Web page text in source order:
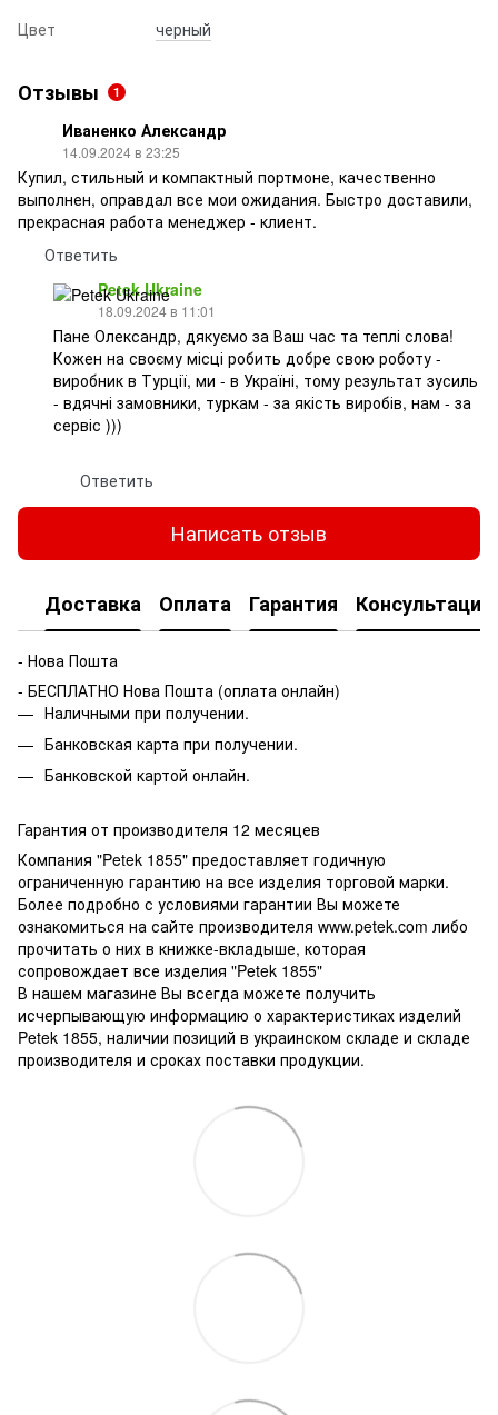
Цвет черный
Отзывы 1
Иваненко Александр
14.09.2024 в 23:25
Купил, стильный и компактный портмоне, качественно
выполнен, оправдал все мои ожидания. Быстро доставили,
прекрасная работа менеджер - клиент.
Ответить
Petek Ukraine
18.09.2024 в 11:01
Пане Олександр, дякуємо за Ваш час та теплі слова!
Кожен на своєму місці робить добре свою роботу -
виробник в Турції, ми - в Україні, тому результат зусиль
- вдячні замовники, туркам - за якість виробів, нам - за
сервіс )))
Ответить
Написать отзыв
Доставка Оплата Гарантия Консультация
- Нова Пошта
- БЕСПЛАТНО Нова Пошта (оплата онлайн)
Наличными при получении.
Банковская карта при получении.
Банковской картой онлайн.
Гарантия от производителя 12 месяцев
Компания "Petek 1855" предоставляет годичную
ограниченную гарантию на все изделия торговой марки.
Более подробно с условиями гарантии Вы можете
ознакомиться на сайте производителя www.petek.com либо
прочитать о них в книжке-вкладыше, которая
сопровождает все изделия "Petek 1855"
В нашем магазине Вы всегда можете получить
исчерпывающую информацию о характеристиках изделий
Petek 1855, наличии позиций в украинском складе и складе
производителя и сроках поставки продукции.